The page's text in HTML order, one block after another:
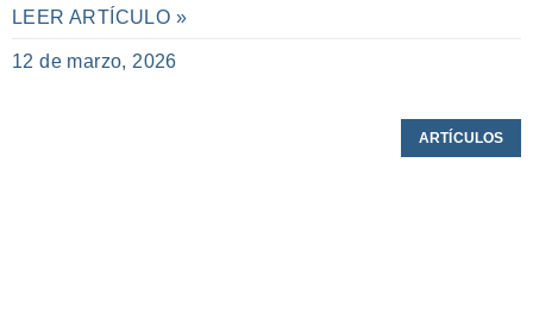
LEER ARTÍCULO »
12 de marzo, 2026
ARTÍCULOS